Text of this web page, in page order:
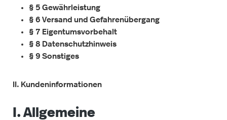
§ 5 Gewährleistung
§ 6 Versand und Gefahrenübergang
§ 7 Eigentumsvorbehalt
§ 8 Datenschutzhinweis
§ 9 Sonstiges
II. Kundeninformationen
I. Allgemeine